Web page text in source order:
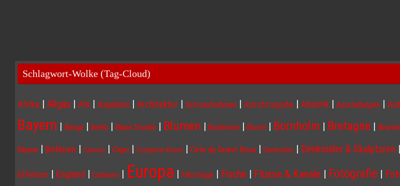
Schlagwort-Wolke (Tag-Cloud)
Afrika | Allgäu | Als | Amphibien | Architektur | Astroaufnahmen | Astrofotografie | Atlantik | Ausstellungen |
Bayern | Berge | Berlin | Blaue Stunde | Blumen | Bodensee | Boote | Bornholm | Bretagne |
Bäume | Böhmen | Cannes | Capri | Computer-Kunst | Côte de Granit Rose | Denkmäler | Denkmäler & Skulpturen |
Eiffelturm | England | Erdbeben | Europa | Fahrzeuge | Fische | Flüsse & Kanäle | Fotografie |